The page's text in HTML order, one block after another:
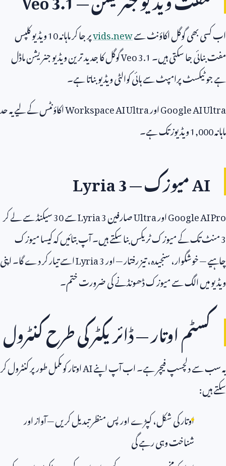
اب کسی بھی گوگل اکاؤنٹ سےvids.newپر جا کر ماہانہ10ویڈیو کلپس
مفت بنائی جا سکتی ہیں۔Veo 3.1گوگل کا جدید ترین ویڈیو جنریشن ماڈل
ہے جو ٹیکسٹ پرامپٹ سے ہائی کوالٹی ویڈیو بناتا ہے۔
Google AI UltraاورWorkspace AI Ultraاکاؤنٹس کے لیے یہ حد
ماہانہ1,000ویڈیوز تک ہے۔
AIمیوزک —Lyria 3
Google AI ProاورUltraصارفینLyria 3سے30سیکنڈ سے لے کر
3منٹ تک کے میوزک ٹریکس بنا سکتے ہیں۔ آپ بتائیں کہ کیسا میوزک
چاہیے — خوشگوار، سنجیدہ، تیز رفتار — اورLyria 3اسے تیار کر دے گا۔ اپنی
ویڈیو میں الگ سے میوزک ڈھونڈنے کی ضرورت ختم۔
کسٹم اوتار — ڈائریکٹر کی طرح کنٹرول
یہ سب سے دلچسپ فیچر ہے۔ اب آپ اپنےAIاوتار کو مکمل طور پر کنٹرول کر
سکتے ہیں:
اوتار کی شکل، کپڑے اور پس منظر تبدیل کریں — آواز اور
شناخت وہی رہے گی